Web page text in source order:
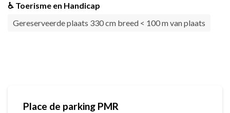
♿ Toerisme en Handicap
Gereserveerde plaats 330 cm breed < 100 m van plaats
Place de parking PMR